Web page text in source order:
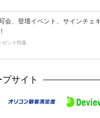
会、登壇イベント、サインチェ
ゼント特集
サイト